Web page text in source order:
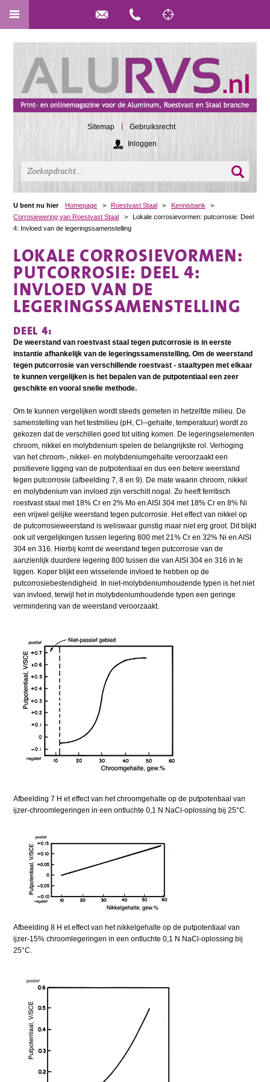
Sitemap
Gebruiksrecht
Inloggen
U bent nu hier Homepage > Roestvast Staal > Kennisbank
>
Corrosiewering van Roestvast Staal
>
Lokale corrosievormen: putcorrosie: Deel
4: Invloed van de legeringssamenstelling
LOKALE CORROSIEVORMEN:
PUTCORROSIE: DEEL 4:
INVLOED VAN DE
LEGERINGSSAMENSTELLING
DEEL 4:
De weerstand van roestvast staal tegen putcorrosie is in eerste
instantie afhankelijk van de legeringssamenstelling. Om de weerstand
tegen putcorrosie van verschillende roestvast - staaltypen met elkaar
te kunnen vergelijken is het bepalen van de putpotentiaal een zeer
geschikte en vooral snelle methode.
Om te kunnen vergelijken wordt steeds gemeten in hetzelfde milieu. De
samenstelling van het testmilieu (pH, Cl--gehalte, temperatuur) wordt zo
gekozen dat de verschillen goed tot uiting komen. De legeringselementen
chroom, nikkel en molybdenium spelen de belangrijkste rol. Verhoging
van het chroom-, nikkel- en molybdeniumgehalte veroorzaakt een
positievere ligging van de putpotentiaal en dus een betere weerstand
tegen putcorrosie (afbeelding 7, 8 en 9). De mate waarin chroom, nikkel
en molybdenium van invloed zijn verschilt nogal. Zo heeft ferritisch
roestvast staal met 18% Cr en 2% Mo en AISI 304 met 18% Cr en 8% Ni
een vrijwel gelijke weerstand tegen putcorrosie. Het effect van nikkel op
de putcorrosieweerstand is weliswaar gunstig maar niet erg groot. Dit blijkt
ook uit vergelijkingen tussen legering 800 met 21% Cr en 32% Ni en AISI
304 en 316. Hierbij komt de weerstand tegen putcorrosie van de
aanzienlijk duurdere legering 800 tussen die van AISI 304 en 316 in te
liggen. Koper blijkt een wisselende invloed te hebben op de
putcorrosiebestendigheid. In niet-molybdeniumhoudende typen is het niet
van invloed, terwijl het in molybdeniumhoudende typen een geringe
vermindering van de weerstand veroorzaakt.
Afbeelding 7 H et effect van het chroomgehalte op de putpotentiaal van
ijzer-chroomlegeringen in een ontluchte 0,1 N NaCl-oplossing bij 25°C.
Afbeelding 8 H et effect van het nikkelgehalte op de putpotentiaal van
ijzer-15% chroomlegeringen in een ontluchte 0,1 N NaCl-oplossing bij
25°C.